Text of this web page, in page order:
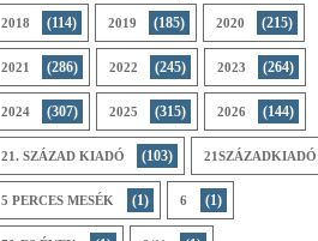
2018 (114) 2019 (185) 2020 (215)
2021 (286) 2022 (245) 2023 (264)
2024 (307) 2025 (315) 2026 (144)
21. SZÁZAD KIADÓ (103) 21SZÁZADKIADÓ
5 PERCES MESÉK (1) 6 (1)